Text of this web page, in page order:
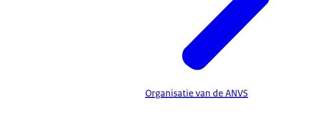
Organisatie van de ANVS